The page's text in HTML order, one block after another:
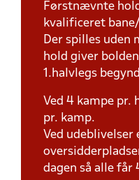
Førstnævnte
kvalificeret
Der spilles uden
hold giver
1.halvlegs
Ved 4 kampe pr.
pr. kamp.
Ved udeblivelser
dagen så alle får